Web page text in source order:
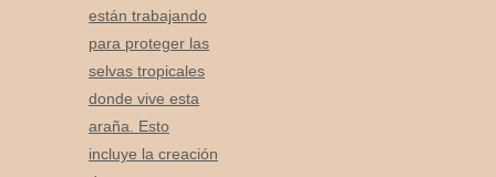
están trabajando
para proteger las
selvas tropicales
donde vive esta
araña. Esto
incluye la creación